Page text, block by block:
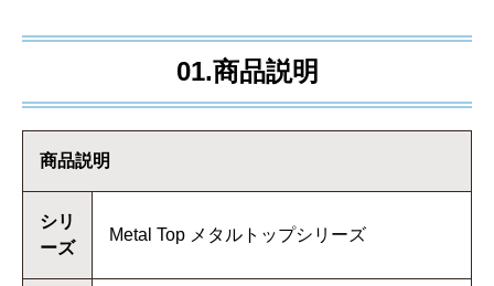
01.商品説明
商品説明
シリ
ーズ
Metal Top メタルトップシリーズ